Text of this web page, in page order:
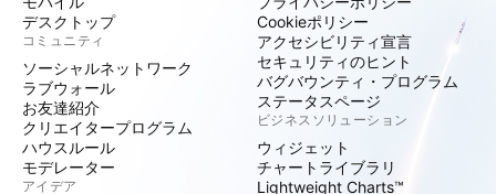
デスクトップ
コミュニティ
ソーシャルネットワーク
ラブウォール
お友達紹介
クリエイタープログラム
ハウスルール
モデレーター
アイデア
Cookieポリシー
アクセシビリティ宣言
セキュリティのヒント
バグバウンティ・プログラム
ステータスページ
ビジネスソリューション
ウィジェット
チャートライブラリ
Lightweight Charts™